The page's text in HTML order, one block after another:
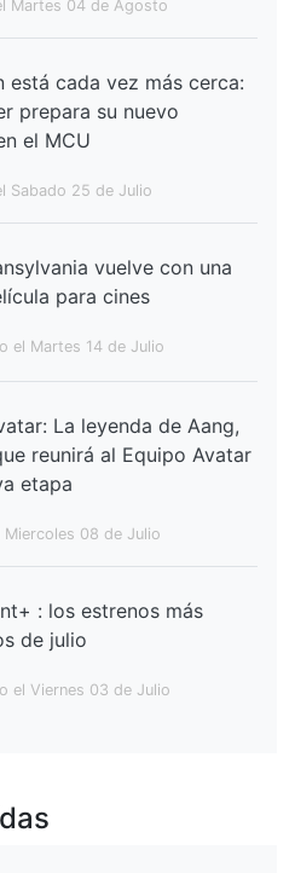
Martes 04 de Agosto
está cada vez más cerca:
prepara su nuevo
el MCU
Sabado 25 de Julio
vuelve con una
para cines
el Martes 14 de Julio
La leyenda de Aang,
reunirá al Equipo Avatar
etapa
Miercoles 08 de Julio
: los estrenos más
de julio
el Viernes 03 de Julio